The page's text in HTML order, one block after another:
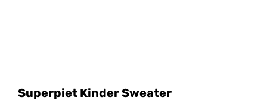
Superpiet Kinder Sweater